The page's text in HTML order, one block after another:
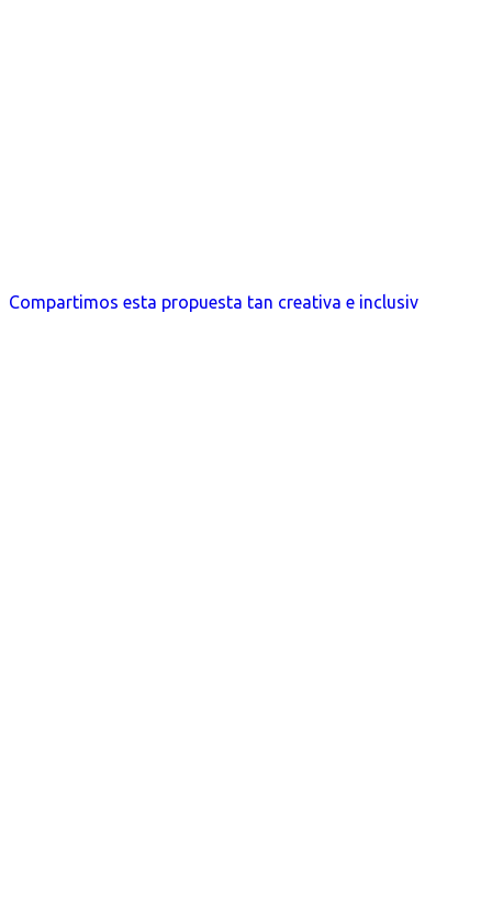
Compartimos esta propuesta tan creativa e inclusiv